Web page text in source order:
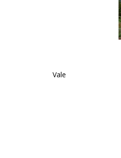
Vale